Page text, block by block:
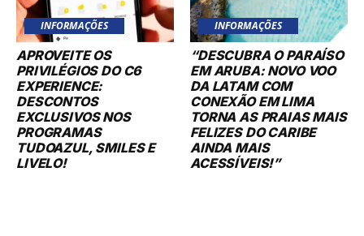
INFORMAÇÕES
APROVEITE OS
PRIVILÉGIOS DO C6
EXPERIENCE:
DESCONTOS
EXCLUSIVOS NOS
PROGRAMAS
TUDOAZUL, SMILES E
LIVELO!
INFORMAÇÕES
“DESCUBRA O PARAÍSO
EM ARUBA: NOVO VOO
DA LATAM COM
CONEXÃO EM LIMA
TORNA AS PRAIAS MAIS
FELIZES DO CARIBE
AINDA MAIS
ACESSÍVEIS!”